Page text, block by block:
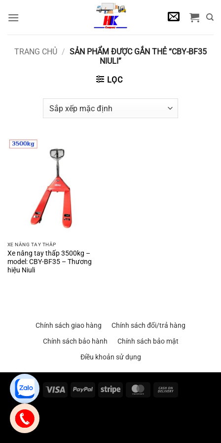
qua
TRANG CHỦ / SẢN PHẨM ĐƯỢC GẮN THẺ “CBY-BF35
NIULI”
LỌC
XE NÂNG TAY THẤP
Xe nâng tay thấp 3500kg –
model: CBY-BF35 – Thương
hiệu Niuli
Chính sách giao hàng
Chính sách đổi/trả hàng
Chính sách bảo hành
Chính sách bảo mật
Điều khoản sử dụng
Visa PayPal Stripe MasterCard